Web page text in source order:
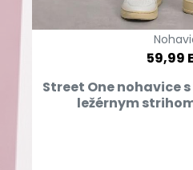
59,99
Street One nohavice
ležérnym